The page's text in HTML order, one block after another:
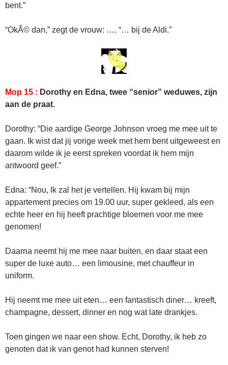
bent.”
“OkÃ© dan,” zegt de vrouw: …. “… bij de Aldi.”
Mop 15 : Dorothy en Edna, twee “senior” weduwes, zijn
aan de praat.
Dorothy: “Die aardige George Johnson vroeg me mee uit te
gaan. Ik wist dat jij vorige week met hem bent uitgeweest en
daarom wilde ik je eerst spreken voordat ik hem mijn
antwoord geef.”
Edna: “Nou, Ik zal het je vertellen. Hij kwam bij mijn
appartement precies om 19.00 uur, super gekleed, als een
echte heer en hij heeft prachtige bloemen voor me mee
genomen!
Daarna neemt hij me mee naar buiten, en daar staat een
super de luxe auto… een limousine, met chauffeur in
uniform.
Hij neemt me mee uit eten… een fantastisch diner… kreeft,
champagne, dessert, dinner en nog wat late drankjes.
Toen gingen we naar een show. Echt, Dorothy, ik heb zo
genoten dat ik van genot had kunnen sterven!